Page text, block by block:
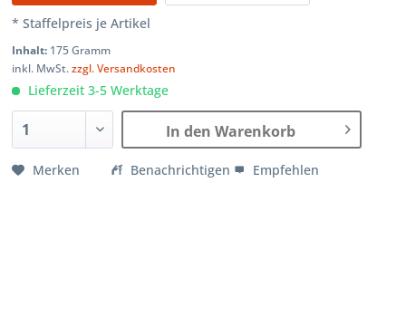
* Staffelpreis je Artikel
Inhalt: 175 Gramm
inkl. MwSt.zzgl. Versandkosten
Lieferzeit 3-5 Werktage
In den Warenkorb
Merken Benachrichtigen Empfehlen